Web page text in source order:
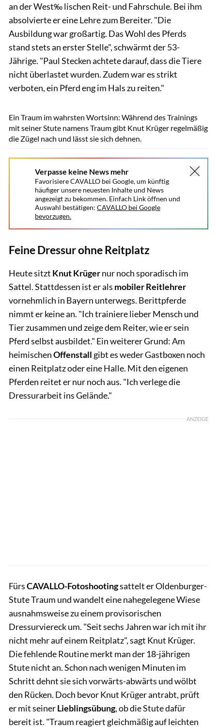
an der West‰ lischen Reit- und Fahrschule. Bei ihm
absolvierte er eine Lehre zum Bereiter. "Die
Ausbildung war großartig. Das Wohl des Pferds
stand stets an erster Stelle", schwärmt der 53-
Jährige. "Paul Stecken achtete darauf, dass die Tiere
nicht überlastet wurden. Zudem war es strikt
verboten, ein Pferd eng im Hals zu reiten."
Ein Traum im wahrsten Wortsinn: Während des Trainings
mit seiner Stute namens Traum gibt Knut Krüger regelmäßig
die Zügel nach und lässt sie sich dehnen.
Verpasse keine News mehr
Favorisiere CAVALLO bei Google, um künftig
häufiger unsere neuesten Inhalte und News
angezeigt zu bekommen. Einfach Link öffnen und
Auswahl bestätigen: CAVALLO bei Google
bevorzugen.
Feine Dressur ohne Reitplatz
Heute sitzt Knut Krügernur noch sporadisch im
Sattel. Stattdessen ist er als mobiler Reitlehrer
vornehmlich in Bayern unterwegs. Berittpferde
nimmt er keine an. "Ich trainiere lieber Mensch und
Tier zusammen und zeige dem Reiter, wie er sein
Pferd selbst ausbildet." Ein weiterer Grund: Am
heimischenOffenstall gibt es weder Gastboxen noch
einen Reitplatz oder eine Halle. Mit den eigenen
Pferden reitet er nur noch aus. "Ich verlege die
Dressurarbeit ins Gelände."
ANZEIGE
FürsCAVALLO-Fotoshootingsattelt er Oldenburger-
Stute Traum und wandelt eine nahegelegene Wiese
ausnahmsweise zu einem provisorischen
Dressurviereck um. "Seit sechs Jahren war ich mit ihr
nicht mehr auf einem Reitplatz", sagt Knut Krüger.
Die fehlende Routine merkt man der 18-jährigen
Stute nicht an. Schon nach wenigen Minuten im
Schritt dehnt sie sich vorwärts-abwärts und wölbt
den Rücken. Doch bevor Knut Krüger antrabt, prüft
er mit seinerLieblingsübung, ob die Stute dafür
bereit ist. "Traum reagiert gleichmäßig auf leichten